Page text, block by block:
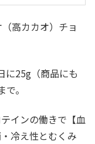
高カカオ）チョ
に25g（商品にも
。
インの働きで【血
冷え性とむくみ